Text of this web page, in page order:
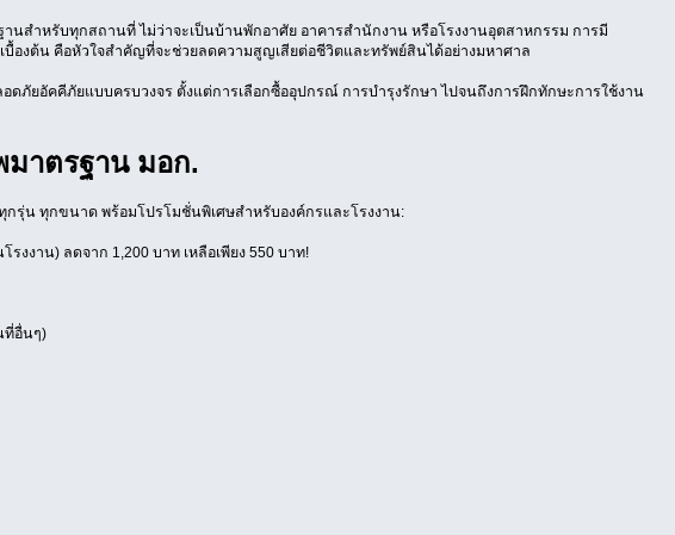
านสำหรับทุกสถานที่ ไม่ว่าจะเป็นบ้านพักอาศัย อาคารสำนักงาน หรือโรงงานอุตสาหกรรม การมี
องต้น คือหัวใจสำคัญที่จะช่วยลดความสูญเสียต่อชีวิตและทรัพย์สินได้อย่างมหาศาล
ดภัยอัคคีภัยแบบครบวงจร ตั้งแต่การเลือกซื้ออุปกรณ์ การบำรุงรักษา ไปจนถึงการฝึกทักษะการใช้งาน
าตรฐาน มอก.
กรุ่น ทุกขนาด พร้อมโปรโมชั่นพิเศษสำหรับองค์กรและโรงงาน:
งงาน) ลดจาก 1,200 บาท เหลือเพียง 550 บาท!
ที่อื่นๆ)